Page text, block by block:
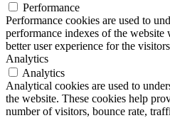
Performance
Performance cookies are used to
performance indexes of the
better user experience for the
Analytics
Analytics
Analytical cookies are used to
the website. These cookies help
number of visitors, bounce rate,